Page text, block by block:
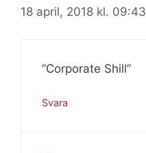
18 april, 2018 kl. 09:43
”Corporate Shill”
Svara